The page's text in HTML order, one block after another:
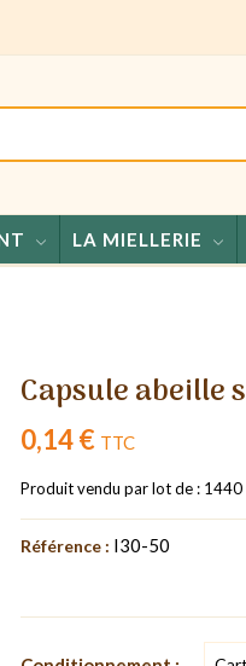
LA MIELLERIE
Capsule abeille
0,14 € TTC
Produit vendu par lot de : 1440
Référence : I30-50